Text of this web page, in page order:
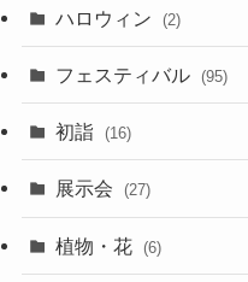
ハロウィン (2)
フェスティバル (95)
初詣 (16)
展示会 (27)
植物・花 (6)